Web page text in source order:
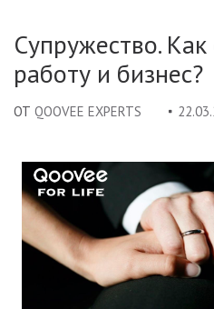
Qoovee Blog
Супружество.
работу и бизнес?
ОТ QOOVEE EXPERTS